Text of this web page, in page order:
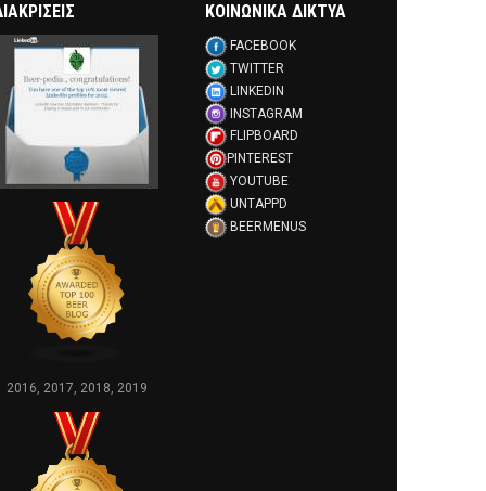
2016, 2017, 2018, 2019
ΚΟΙΝΩΝΙΚΑ ΔΙΚΤΥΑ
FACEBOOK
TWITTER
LINKEDIN
INSTAGRAM
FLIPBOARD
PINTEREST
YOUTUBE
UNTAPPD
BEERMENUS